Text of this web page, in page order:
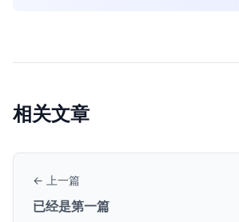
相关文章
← 上一篇
已经是第一篇